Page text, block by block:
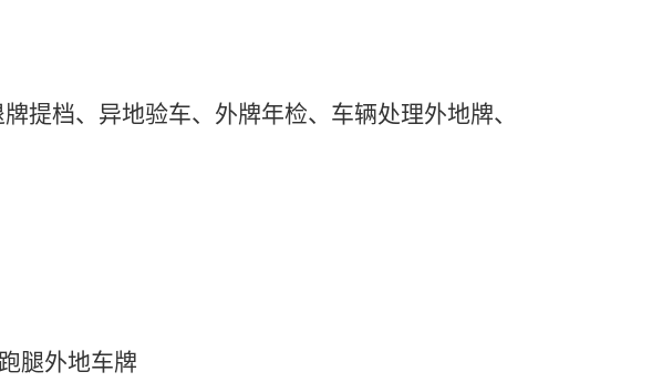
提档、异地验车、外牌年检、车辆处理外地牌、
腿外地车牌